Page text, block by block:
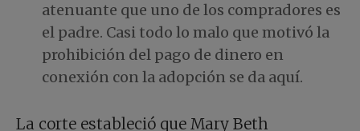
atenuante que uno de los compradores es
el padre. Casi todo lo malo que motivó la
prohibición del pago de dinero en
conexión con la adopción se da aquí.
La corte estableció que Mary Beth